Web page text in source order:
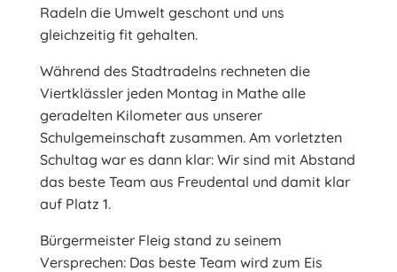
Radeln die Umwelt geschont und uns
gleichzeitig fit gehalten.
Während des Stadtradelns rechneten die
Viertklässler jeden Montag in Mathe alle
geradelten Kilometer aus unserer
Schulgemeinschaft zusammen. Am vorletzten
Schultag war es dann klar: Wir sind mit Abstand
das beste Team aus Freudental und damit klar
auf Platz 1.
Bürgermeister Fleig stand zu seinem
Versprechen: Das beste Team wird zum Eis